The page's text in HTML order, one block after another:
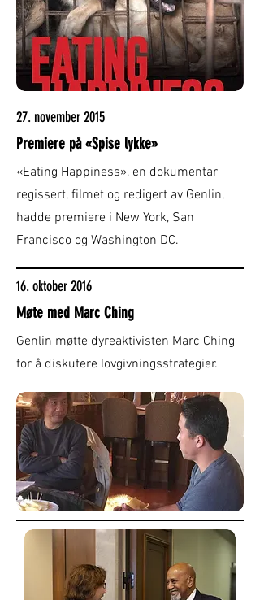
27. november 2015
Premiere på «Spise lykke»
«Eating Happiness», en dokumentar
regissert, filmet og redigert av Genlin,
hadde premiere i New York, San
Francisco og Washington DC.
16. oktober 2016
Møte med Marc Ching
Genlin møtte dyreaktivisten Marc Ching
for å diskutere lovgivningsstrategier.